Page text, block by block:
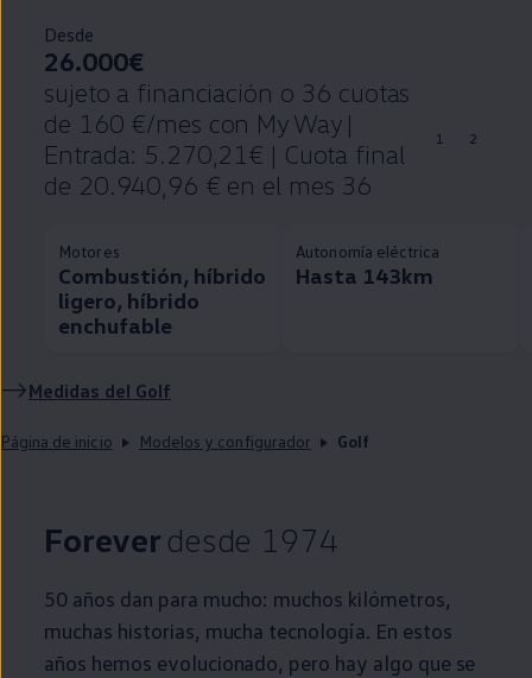
Desde
26.000€
sujeto a financiación o 36 cuotas
de 160 €/mes con My Way |
Entrada: 5.270,21€ | Cuota final
de 20.940,96 € en el mes 36
1 2
Motores
Combustión, híbrido
ligero, híbrido
enchufable
Autonomía eléctrica
Hasta 143km
Medidas del Golf
Página de inicio Modelos y configurador Golf
Forever desde 1974
50 años dan para mucho: muchos kilómetros,
muchas historias, mucha tecnología. En estos
años hemos evolucionado, pero hay algo que se